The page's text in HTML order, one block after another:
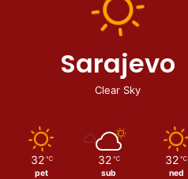
Sarajevo
Clear Sky
32 ℃
pet
32 ℃
sub
32 ℃
ned